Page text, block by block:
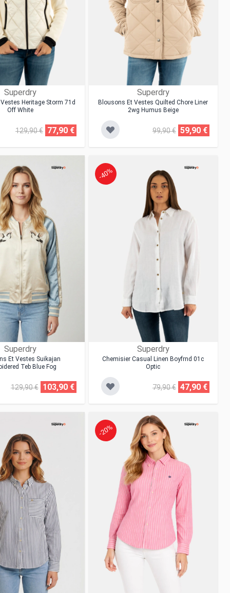
Superdry
Heritage Storm 71d
Off White
129,90 € 77,90 €
Superdry
Blousons Et Vestes Quilted Chore Liner
2wg Humus Beige
99,90 € 59,90 €
Superdry
Et Vestes Suikajan
Teb Blue Fog
129,90 € 103,90 €
Superdry
Chemisier Casual Linen Boyfrnd 01c
Optic
-40%
79,90 € 47,90 €
-20%